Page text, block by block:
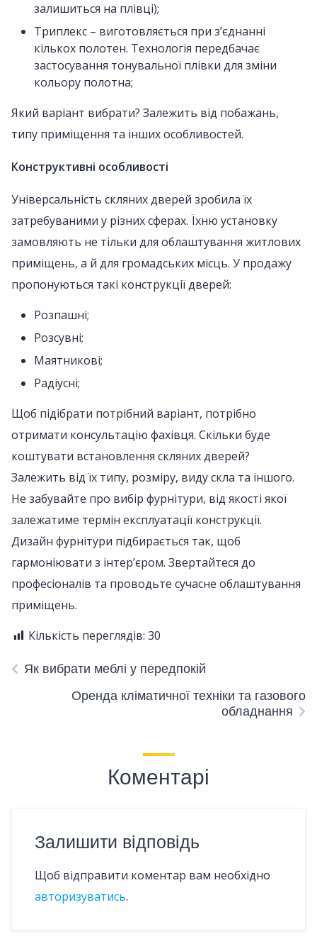
залишиться на плівці);
Триплекс – виготовляється при з’єднанні
кількох полотен. Технологія передбачає
застосування тонувальної плівки для зміни
кольору полотна;
Який варіант вибрати? Залежить від побажань,
типу приміщення та інших особливостей.
Конструктивні особливості
Універсальність скляних дверей зробила їх
затребуваними у різних сферах. Їхню установку
замовляють не тільки для облаштування житлових
приміщень, а й для громадських місць. У продажу
пропонуються такі конструкції дверей:
Розпашні;
Розсувні;
Маятникові;
Радіусні;
Щоб підібрати потрібний варіант, потрібно
отримати консультацію фахівця. Скільки буде
коштувати встановлення скляних дверей?
Залежить від їх типу, розміру, виду скла та іншого.
Не забувайте про вибір фурнітури, від якості якої
залежатиме термін експлуатації конструкції.
Дизайн фурнітури підбирається так, щоб
гармоніювати з інтер’єром. Звертайтеся до
професіоналів та проводьте сучасне облаштування
приміщень.
Кількість переглядів: 30
Як вибрати меблі у передпокій
Оренда кліматичної техніки та газового
обладнання
Коментарі
Залишити відповідь
Щоб відправити коментар вам необхідно
авторизуватись.